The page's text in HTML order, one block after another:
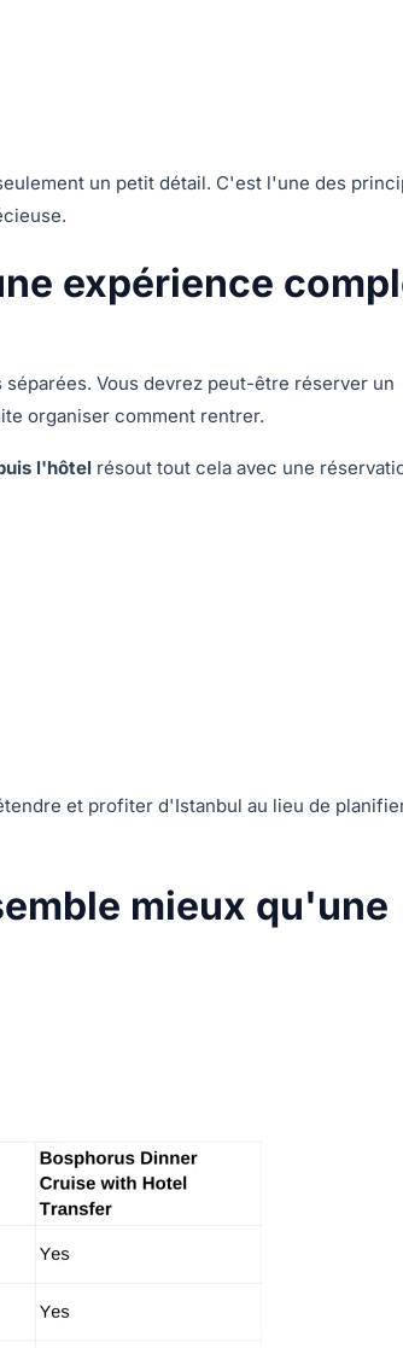
un petit détail. C'est l'une des
expérience
Vous devrez peut-être réserver un
organiser comment rentrer.
l'hôtel résout tout cela avec une
et profiter d'Istanbul au lieu de
mieux qu'une